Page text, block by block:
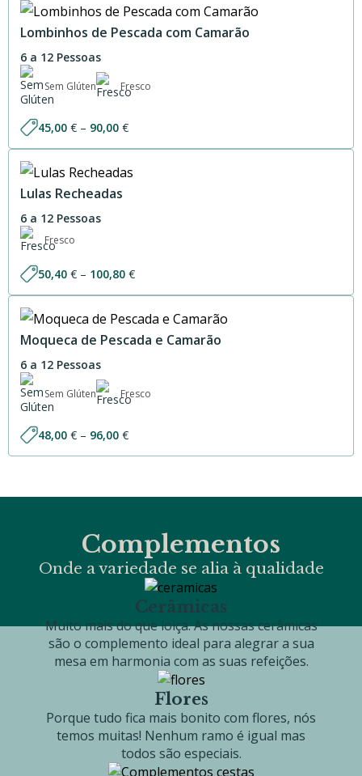
through
69,00 €
Lombinhos de Pescada com Camarão
6 a 12 Pessoas
Sem Glúten Fresco
45,00 € – 90,00 €Price
through
Lulas Recheadas
6 a 12 Pessoas
Fresco
50,40 € – 100,80 €Price
through
100,80 €
Moqueca de Pescada e Camarão
6 a 12 Pessoas
Sem Glúten Fresco
48,00 € – 96,00 €Price
Complementos
Onde a variedade se alia à qualidade
Cerâmicas
Muito mais do que loiça. As nossas cerâmicas
são o complemento ideal para alegrar a sua
mesa em harmonia com as suas refeições.
Flores
Porque tudo fica mais bonito com flores, nós
temos muitas! Nenhum ramo é igual mas
todos são especiais.